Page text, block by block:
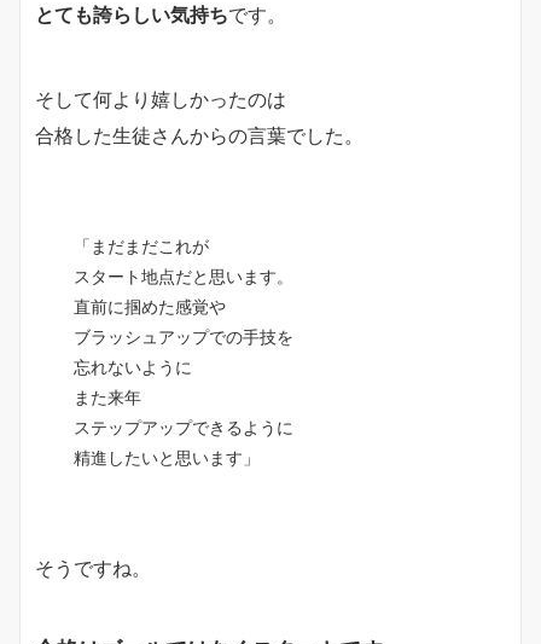
とても誇らしい気持ちです。
そして何より嬉しかったのは
合格した生徒さんからの言葉でした。
「まだまだこれが
スタート地点だと思います。
直前に掴めた感覚や
ブラッシュアップでの手技を
忘れないように
また来年
ステップアップできるように
精進したいと思います」
そうですね。